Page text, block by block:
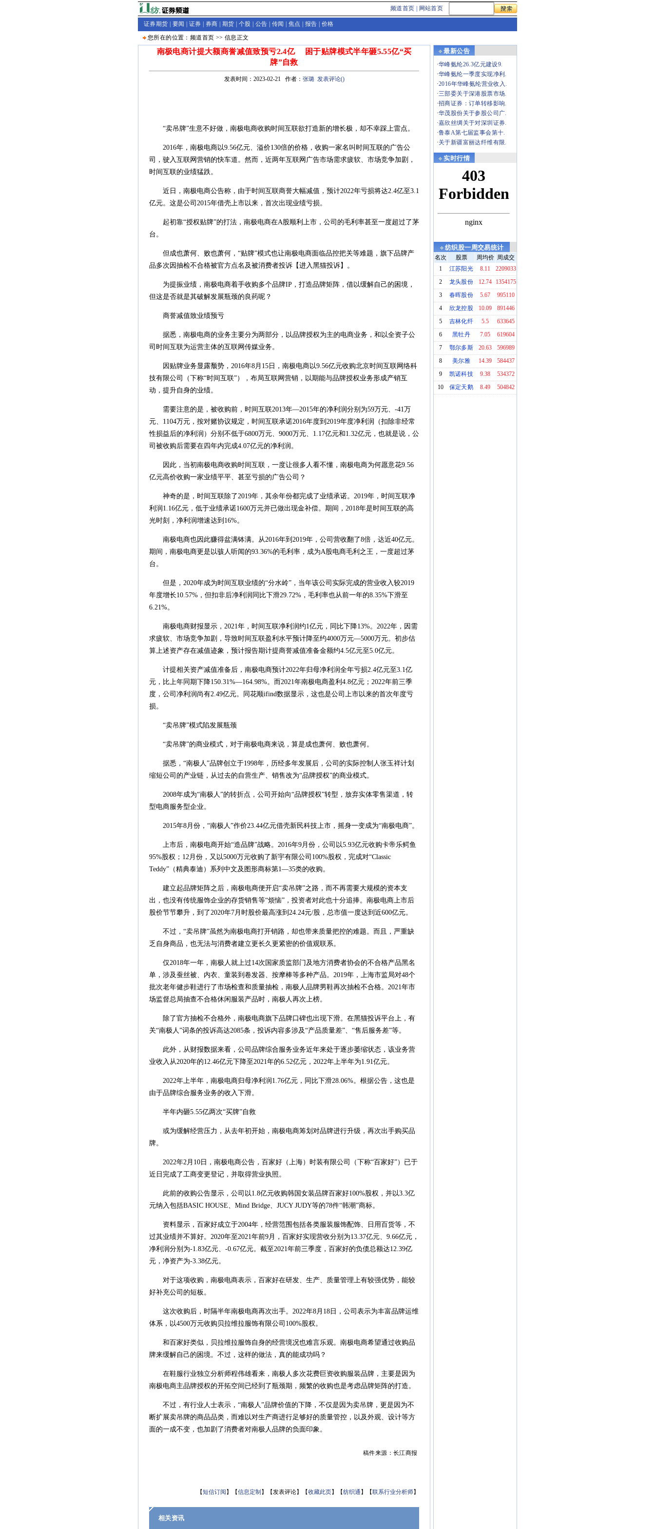
频道首页 网站首页
证券期货 | 要闻 证券 券商 期货 个股 公告 传闻 焦点 报告
价格
您所在的位置： 频道首页 >>信息正文
南极电商计提大额商誉减值致预亏2.4亿 困于贴牌模式半年砸5.55亿“买
牌”自救
发表时间：2023-02-21 作者： 张璐 发表评论()
“卖吊牌”生意不好做，南极电商收购时间互联欲打造新的增长极，却不幸踩上雷点。
2016年，南极电商以9.56亿元、溢价130倍的价格，收购一家名叫时间互联的广告公
司，驶入互联网营销的快车道。然而，近两年互联网广告市场需求疲软、市场竞争加剧，
时间互联的业绩猛跌。
近日，南极电商公告称，由于时间互联商誉大幅减值，预计2022年亏损将达2.4亿至3.1
亿元。这是公司2015年借壳上市以来，首次出现业绩亏损。
起初靠“授权贴牌”的打法，南极电商在A股顺利上市，公司的毛利率甚至一度超过了茅
台。
但成也萧何、败也萧何，“贴牌”模式也让南极电商面临品控把关等难题，旗下品牌产
品多次因抽检不合格被官方点名及被消费者投诉【进入黑猫投诉】。
为提振业绩，南极电商着手收购多个品牌IP，打造品牌矩阵，借以缓解自己的困境，
但这是否就是其破解发展瓶颈的良药呢？
商誉减值致业绩预亏
据悉，南极电商的业务主要分为两部分，以品牌授权为主的电商业务，和以全资子公
司时间互联为运营主体的互联网传媒业务。
因贴牌业务显露颓势，2016年8月15日，南极电商以9.56亿元收购北京时间互联网络科
技有限公司（下称“时间互联”），布局互联网营销，以期能与品牌授权业务形成产销互
动，提升自身的业绩。
需要注意的是，被收购前，时间互联2013年—2015年的净利润分别为59万元、-41万
元、1104万元，按对赌协议规定，时间互联承诺2016年度到2019年度净利润（扣除非经常
性损益后的净利润）分别不低于6800万元、9000万元、1.17亿元和1.32亿元，也就是说，公
司被收购后需要在四年内完成4.07亿元的净利润。
因此，当初南极电商收购时间互联，一度让很多人看不懂，南极电商为何愿意花9.56
亿元高价收购一家业绩平平、甚至亏损的广告公司？
神奇的是，时间互联除了2019年，其余年份都完成了业绩承诺。2019年，时间互联净
利润1.16亿元，低于业绩承诺1600万元并已做出现金补偿。期间，2018年是时间互联的高
光时刻，净利润增速达到16%。
南极电商也因此赚得盆满钵满。从2016年到2019年，公司营收翻了8倍，达近40亿元。
期间，南极电商更是以骇人听闻的93.36%的毛利率，成为A股电商毛利之王，一度超过茅
台。
但是，2020年成为时间互联业绩的“分水岭”，当年该公司实际完成的营业收入较2019
年度增长10.57%，但扣非后净利润同比下滑29.72%，毛利率也从前一年的8.35%下滑至
6.21%。
南极电商财报显示，2021年，时间互联净利润约1亿元，同比下降13%。2022年，因需
求疲软、市场竞争加剧，导致时间互联盈利水平预计降至约4000万元—5000万元。初步估
算上述资产存在减值迹象，预计报告期计提商誉减值准备金额约4.5亿元至5.0亿元。
计提相关资产减值准备后，南极电商预计2022年归母净利润全年亏损2.4亿元至3.1亿
元，比上年同期下降150.31%—164.98%。而2021年南极电商盈利4.8亿元；2022年前三季
度，公司净利润尚有2.49亿元。同花顺ifind数据显示，这也是公司上市以来的首次年度亏
损。
“卖吊牌”模式陷发展瓶颈
“卖吊牌”的商业模式，对于南极电商来说，算是成也萧何、败也萧何。
据悉，“南极人”品牌创立于1998年，历经多年发展后，公司的实际控制人张玉祥计划
缩短公司的产业链，从过去的自营生产、销售改为“品牌授权”的商业模式。
2008年成为“南极人”的转折点，公司开始向“品牌授权”转型，放弃实体零售渠道，转
型电商服务型企业。
2015年8月份，“南极人”作价23.44亿元借壳新民科技上市，摇身一变成为“南极电商”。
上市后，南极电商开始“造品牌”战略。2016年9月份，公司以5.93亿元收购卡帝乐鳄鱼
95%股权；12月份，又以5000万元收购了新宇有限公司100%股权，完成对“Classic
Teddy”（精典泰迪）系列中文及图形商标第1—35类的收购。
建立起品牌矩阵之后，南极电商便开启“卖吊牌”之路，而不再需要大规模的资本支
出，也没有传统服饰企业的存货销售等“烦恼”，投资者对此也十分追捧。南极电商上市后
股价节节攀升，到了2020年7月时股价最高涨到24.24元/股，总市值一度达到近600亿元。
不过，“卖吊牌”虽然为南极电商打开销路，却也带来质量把控的难题。而且，严重缺
乏自身商品，也无法与消费者建立更长久更紧密的价值观联系。
仅2018年一年，南极人就上过14次国家质监部门及地方消费者协会的不合格产品黑名
单，涉及蚕丝被、内衣、童装到卷发器、按摩棒等多种产品。2019年，上海市监局对48个
批次老年健步鞋进行了市场检查和质量抽检，南极人品牌男鞋再次抽检不合格。2021年市
场监督总局抽查不合格休闲服装产品时，南极人再次上榜。
除了官方抽检不合格外，南极电商旗下品牌口碑也出现下滑。在黑猫投诉平台上，有
关“南极人”词条的投诉高达2085条，投诉内容多涉及“产品质量差”、“售后服务差”等。
此外，从财报数据来看，公司品牌综合服务业务近年来处于逐步萎缩状态，该业务营
业收入从2020年的12.46亿元下降至2021年的6.52亿元，2022年上半年为1.91亿元。
2022年上半年，南极电商归母净利润1.76亿元，同比下滑28.06%。根据公告，这也是
由于品牌综合服务业务的收入下滑。
半年内砸5.55亿两次“买牌”自救
或为缓解经营压力，从去年初开始，南极电商筹划对品牌进行升级，再次出手购买品
牌。
2022年2月10日，南极电商公告，百家好（上海）时装有限公司（下称“百家好”）已于
近日完成了工商变更登记，并取得营业执照。
此前的收购公告显示，公司以1.8亿元收购韩国女装品牌百家好100%股权，并以3.3亿
元纳入包括BASIC HOUSE、Mind Bridge、JUCY JUDY等的78件“韩潮”商标。
资料显示，百家好成立于2004年，经营范围包括各类服装服饰配饰、日用百货等，不
过其业绩并不算好。2020年至2021年前9月，百家好实现营收分别为13.37亿元、9.66亿元，
净利润分别为-1.83亿元、-0.67亿元。截至2021年前三季度，百家好的负债总额达12.39亿
元，净资产为-3.38亿元。
对于这项收购，南极电商表示，百家好在研发、生产、质量管理上有较强优势，能较
好补充公司的短板。
这次收购后，时隔半年南极电商再次出手。2022年8月18日，公司表示为丰富品牌运维
体系，以4500万元收购贝拉维拉服饰有限公司100%股权。
和百家好类似，贝拉维拉服饰自身的经营境况也难言乐观。南极电商希望通过收购品
牌来缓解自己的困境。不过，这样的做法，真的能成功吗？
在鞋服行业独立分析师程伟雄看来，南极人多次花费巨资收购服装品牌，主要是因为
南极电商主品牌授权的开拓空间已经到了瓶颈期，频繁的收购也是考虑品牌矩阵的打造。
不过，有行业人士表示，“南极人”品牌价值的下降，不仅是因为卖吊牌，更是因为不
断扩展卖吊牌的商品品类，而难以对生产商进行足够好的质量管控，以及外观、设计等方
面的一成不变，也加剧了消费者对南极人品牌的负面印象。
稿件来源：长江商报
【短信订阅 】【信息定制 】【发表评论】【收藏此页】【纺织通 】【联系行业分析师】
相关资讯
最新公告
·华峰氨纶26.3亿元建设9.
·华峰氨纶一季度实现净利.
·2016年华峰氨纶营业收入.
·三部委关于深港股票市场.
·招商证券：订单转移影响.
·华茂股份关于参股公司广.
·嘉欣丝绸关于对深圳证券.
·鲁泰A第七届监事会第十.
·关于新疆富丽达纤维有限.
实时行情
纺织股一周交易统计
名次 股票 周均价 周成交
1
江苏阳光 8.11
2209033
2
龙头股份 12.74
1354175
3
春晖股份 5.67
995110
4
欣龙控股 10.09
891446
5
吉林化纤 5.5
633645
6
黑牡丹 7.05
619604
7
鄂尔多斯 20.63
596989
8
美尔雅 14.39
584437
9
凯诺科技 9.38
534372
10
保定天鹅 8.49 504842